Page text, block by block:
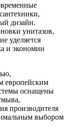
дизайн.
унитазов,
уделяется
и экономии
европейским
оснащены
производителя
выбором